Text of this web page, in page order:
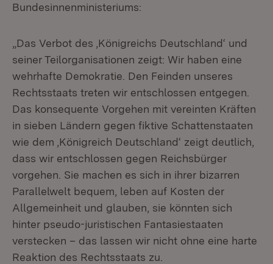
Bundesinnenministeriums:
„Das Verbot des ‚Königreichs Deutschland‘ und
seiner Teilorganisationen zeigt: Wir haben eine
wehrhafte Demokratie. Den Feinden unseres
Rechtsstaats treten wir entschlossen entgegen.
Das konsequente Vorgehen mit vereinten Kräften
in sieben Ländern gegen fiktive Schattenstaaten
wie dem ‚Königreich Deutschland‘ zeigt deutlich,
dass wir entschlossen gegen Reichsbürger
vorgehen. Sie machen es sich in ihrer bizarren
Parallelwelt bequem, leben auf Kosten der
Allgemeinheit und glauben, sie könnten sich
hinter pseudo-juristischen Fantasiestaaten
verstecken – das lassen wir nicht ohne eine harte
Reaktion des Rechtsstaats zu.